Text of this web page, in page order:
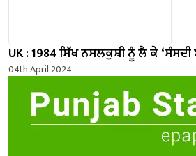
UK : 1984 ਸਿੱਖ ਨਸਲਕੁਸ਼ੀ ਨੂੰ ਲੈ ਕੇ
04th April 2024